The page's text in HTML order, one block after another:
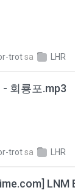
trotsa LHR
- 회룡포.mp3
trotsa LHR
LNM